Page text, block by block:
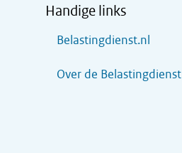
Handige links
Belastingdienst.nl
Over de Belastingdienst